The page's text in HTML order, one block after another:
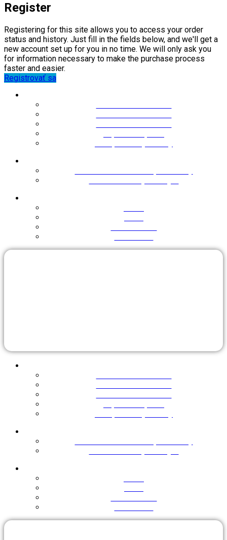
Register
Registering for this site allows you to access your order
status and history. Just fill in the fields below, and we'll get a
new account set up for you in no time. We will only ask you
for information necessary to make the purchase process
faster and easier.
Registrovať sa